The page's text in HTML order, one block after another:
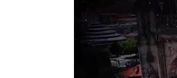
vídeo